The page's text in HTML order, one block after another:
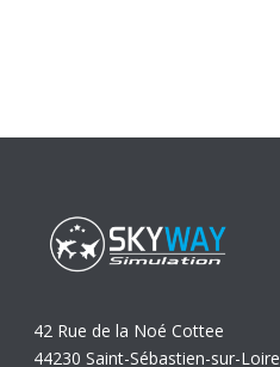
42 Rue de la Noé Cottee
44230 Saint-Sébastien-sur-Loire